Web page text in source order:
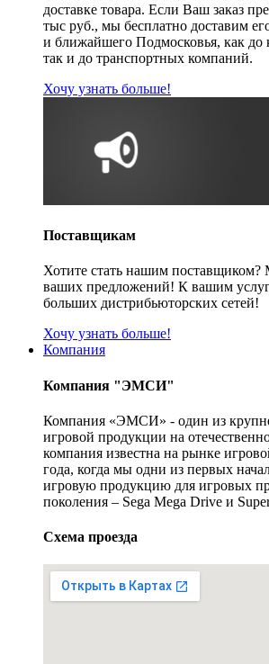
доставке товара. Если Ваш заказ
тыс руб., мы бесплатно доставим
и ближайшего Подмосковья, как до
так и до транспортных компаний.
Хочу узнать больше!
Поставщикам
Хотите стать нашим
ваших предложений! К вашим
больших дистрибьюторских сетей!
Хочу узнать больше!
Компания
Компания "ЭМСИ"
Компания «ЭМСИ» - один из
игровой продукции на
компания известна на рынке
года, когда мы одни из первых
игровую продукцию для игровых
поколения – Sega Mega Drive и
Схема проезда